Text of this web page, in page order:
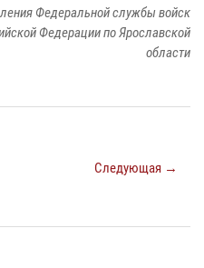
Федеральной службы войск
Федерации по Ярославской
области
Следующая →